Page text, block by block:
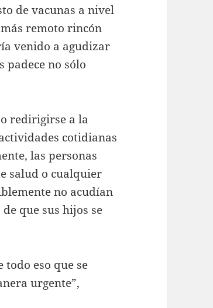
de vacunas a nivel
remoto rincón
venido a agudizar
padece no sólo
redirigirse a la
cotidianas
las personas
salud o cualquier
no acudían
que sus hijos se
eso que se
urgente”,